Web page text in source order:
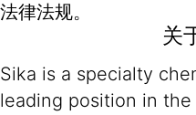
法律法规。
关
Sika is a specialty
leading position in